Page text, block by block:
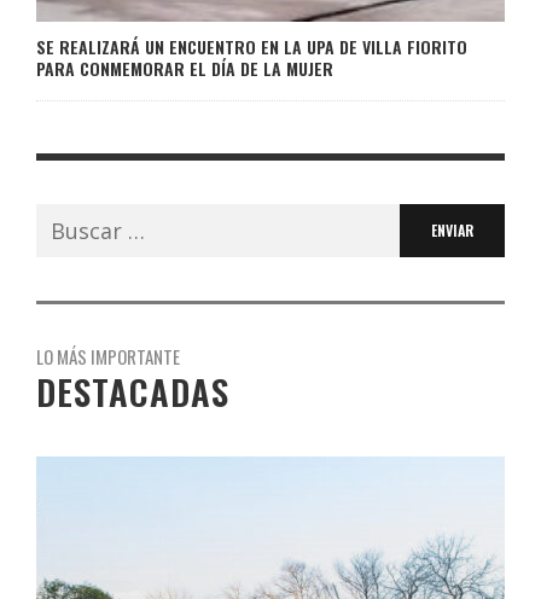
SE REALIZARÁ UN ENCUENTRO EN LA UPA DE VILLA FIORITO
PARA CONMEMORAR EL DÍA DE LA MUJER
Buscar:
LO MÁS IMPORTANTE
DESTACADAS